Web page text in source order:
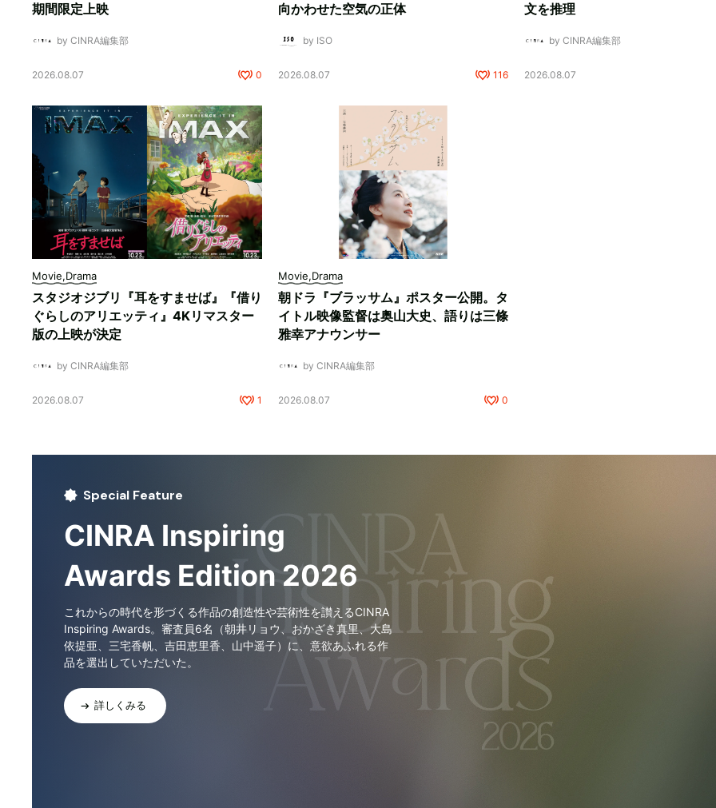
期間限定上映
by CINRA編集部
2026.08.07 0
向かわせた空気の正体
by ISO
2026.08.07 116
文を推理
by CINRA編集部
2026.08.07
Movie,Drama
スタジオジブリ『耳をすませば』『借り
ぐらしのアリエッティ』4Kリマスター
版の上映が決定
by CINRA編集部
2026.08.07 1
Movie,Drama
朝ドラ『ブラッサム』ポスター公開。タ
イトル映像監督は奥山大史、語りは三條
雅幸アナウンサー
by CINRA編集部
2026.08.07 0
Special Feature
CINRA Inspiring
Awards Edition 2026
これからの時代を形づくる作品の創造性や芸術性を讃えるCINRA
Inspiring Awards。審査員6名（朝井リョウ、おかざき真里、大島
依提亜、三宅香帆、吉田恵里香、山中遥子）に、意欲あふれる作
品を選出していただいた。
詳しくみる